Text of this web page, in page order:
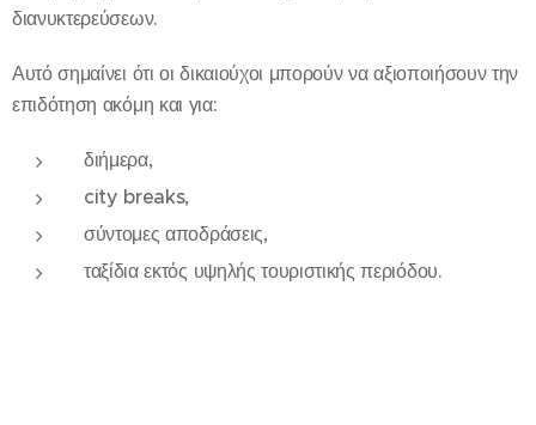
διανυκτερεύσεων.
Αυτό σημαίνει ότι οι δικαιούχοι μπορούν να αξιοποιήσουν την
επιδότηση ακόμη και για:
διήμερα,
city breaks,
σύντομες αποδράσεις,
ταξίδια εκτός υψηλής τουριστικής περιόδου.